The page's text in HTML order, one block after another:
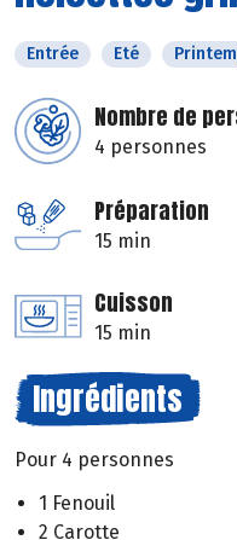
Entrée Eté
Nombre de
4 personnes
Préparation
15 min
Cuisson
15 min
Ingrédients
Pour 4 personnes
1 Fenouil
2 Carotte